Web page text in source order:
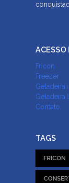
ACESSO
Fricon
Freezer
Geladeira
Geladeira
Contato
TAGS
FRICON